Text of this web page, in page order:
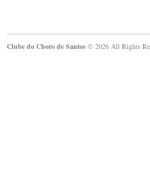
Clube do Choro de Santos © 2026 All Rights